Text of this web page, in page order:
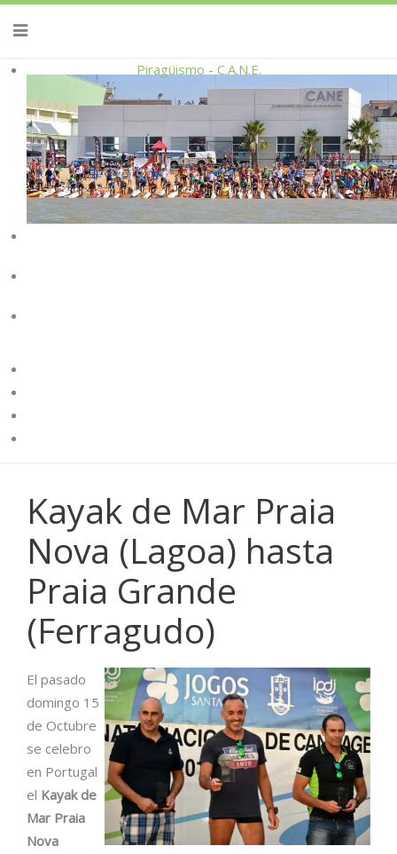
Piragüismo - C.A.N.E.
Kayak de Mar Praia
Nova (Lagoa) hasta
Praia Grande
(Ferragudo)
El pasado
domingo 15
de Octubre
se celebro
en Portugal
el Kayak de
Mar Praia
Nova